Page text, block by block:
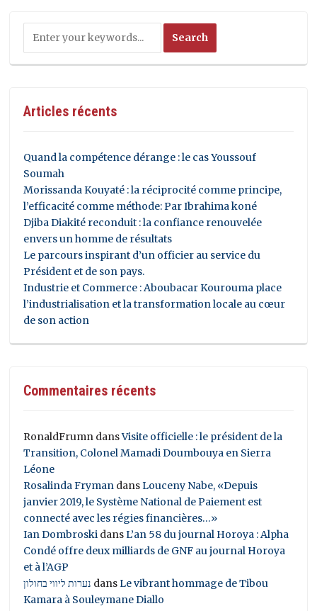
Articles récents
Quand la compétence dérange : le cas Youssouf
Soumah
Morissanda Kouyaté : la réciprocité comme principe,
l’efficacité comme méthode: Par Ibrahima koné
Djiba Diakité reconduit : la confiance renouvelée
envers un homme de résultats
Le parcours inspirant d’un officier au service du
Président et de son pays.
Industrie et Commerce : Aboubacar Kourouma place
l’industrialisation et la transformation locale au cœur
de son action
Commentaires récents
RonaldFrumn dansVisite officielle : le président de la
Transition, Colonel Mamadi Doumbouya en Sierra
Léone
Rosalinda Fryman dansLouceny Nabe, «Depuis
janvier 2019, le Système National de Paiement est
connecté avec les régies financières…»
Ian Dombroski dansL’an 58 du journal Horoya : Alpha
Condé offre deux milliards de GNF au journal Horoya
et à l’AGP
נערות ליווי בחולון dansLe vibrant hommage de Tibou
Kamara à Souleymane Diallo